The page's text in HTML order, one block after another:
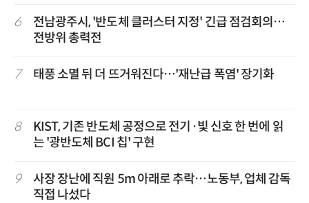
6
전남광주시, '반도체 클러스터 지정' 긴급 점검회의…
전방위 총력전
7 태풍 소멸 뒤 더 뜨거워진다…'재난급 폭염' 장기화
8
KIST, 기존 반도체 공정으로 전기·빛 신호 한 번에 읽
는 '광반도체 BCI 칩' 구현
9
사장 장난에 직원 5m 아래로 추락…노동부, 업체 감독
직접 나섰다